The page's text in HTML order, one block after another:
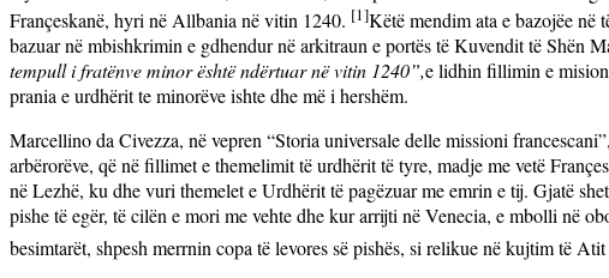
Françeskanë, hyri në Allbania në vitin 1240. [1]Këtë mendim ata e bazojëe në
bazuar në mbishkrimin e gdhendur në arkitraun e portës të Kuvendit të Shën
tempull i fratënve minor është ndërtuar në vitin 1240”,e lidhin fillimin e
prania e urdhërit te minorëve ishte dhe më i hershëm.
Marcellino da Civezza, në vepren “Storia universale delle missioni
arbërorëve, që në fillimet e themelimit të urdhërittë tyre, madje me vetë
në Lezhë, ku dhe vuri themelet e Urdhërit të pagëzuar me emrin e tij. Gjatë
pishe të egër, të cilën e mori me vehte dhe kur arrijti në Venecia, e mbolli në
besimtarët, shpesh merrnin copa të levores së pishës, si relikue në kujtim të